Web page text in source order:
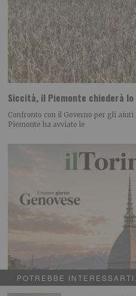
POTREBBE
Siccità, il Piemonte chiederà
Confronto con il Governo per gli
Piemonte ha avviato le